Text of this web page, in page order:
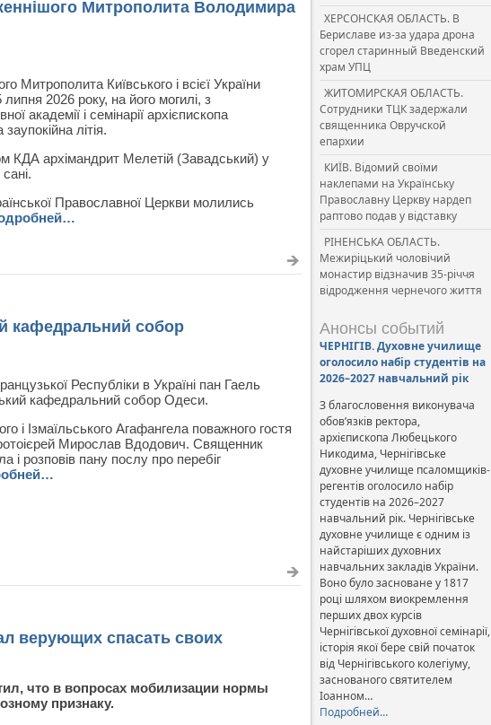
Митрополита Володимира
Митрополита Київського і всієї України
2026 року, на його могилі, з
академії і семінарії архієпископа
літія.
КДА архімандрит Мелетій (Завадський) у
Православної Церкви молились
кафедральний собор
Республіки в Україні пан Гаель
кафедральний собор Одеси.
і Ізмаїльського Агафангела поважного гостя
Мирослав Вдодович. Священник
і розповів пану послу про перебіг
верующих спасать своих
что в вопросах мобилизации нормы
признаку.
ХЕРСОНСКАЯ ОБЛАСТЬ. В
Бериславе из-за удара дрона
сгорел старинный Введенский
храм УПЦ
ЖИТОМИРСКАЯ ОБЛАСТЬ.
Сотрудники ТЦК задержали
священника Овручской
епархии
КИЇВ. Відомий своїми
наклепами на Українську
Православну Церкву нардеп
раптово подав у відставку
РІНЕНСЬКА ОБЛАСТЬ.
Межиріцький чоловічий
монастир відзначив 35-річчя
відродження чернечого життя
Анонсы событий
ЧЕРНІГІВ. Духовне училище
оголосило набір студентів на
2026–2027 навчальний рік
З благословення виконувача
обов’язків ректора,
архієпископа Любецького
Никодима, Чернігівське
духовне училище псаломщиків-
регентів оголосило набір
студентів на 2026–2027
навчальний рік. Чернігівське
духовне училище є одним із
найстаріших духовних
навчальних закладів України.
Воно було засноване у 1817
році шляхом виокремлення
перших двох курсів
Чернігівської духовної семінарії,
історія якої бере свій початок
від Чернігівського колегіуму,
заснованого святителем
Іоанном…
Подробней…